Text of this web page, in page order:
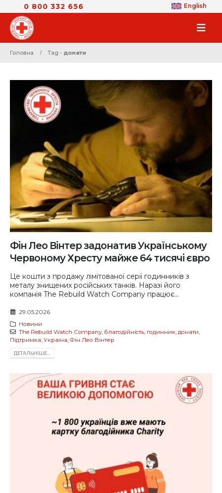
0 800 332 656 English
Головна Tag - донати
Фін Лео Вінтер задонатив Українському
Червоному Хресту майже 64 тисячі євро
Це кошти з продажу лімітованої серії годинників з
металу знищених російських танків. Наразі його
компанія The Rebuild Watch Company працює...
29.05.2026
Новини
The Rebuild Watch Company, благодійність, годинник донати
Підтримка Україна Фін Лео Вінтер
ДЕТАЛЬНIШЕ...